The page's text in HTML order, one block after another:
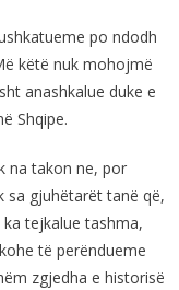
po ndodh
këtë nuk mohojmë
anashkalue duke e
Shqipe.
na takon ne, por
sa gjuhëtarët tanë që,
tejkalue tashma,
të perëndueme
zgjedha e historisë